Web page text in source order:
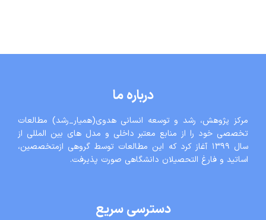
درباره ما
مرکز پژوهش، رشد و توسعه انسانی هدوی(همیار_رشد) مطالعات
تخصصی خود را از منابع معتبر داخلی و مدل های بین المللی از
سال ١٣٩٩ آغاز کرد که این مطالعات توسط گروهی ازمتخصصین،
اساتید و فارغ التحصیلان دانشگاهی صورت پذیرفت.
دسترسی سریع